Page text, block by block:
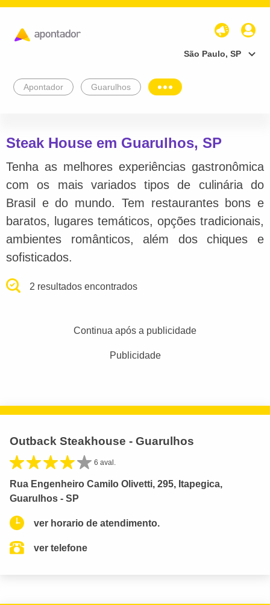
São Paulo, SP
Apontador Guarulhos
Steak House em Guarulhos, SP
Tenha as melhores experiências gastronômica
com os mais variados tipos de culinária do
Brasil e do mundo. Tem restaurantes bons e
baratos, lugares temáticos, opções tradicionais,
ambientes românticos, além dos chiques e
sofisticados.
2 resultados encontrados
Continua após a publicidade
Publicidade
Outback Steakhouse - Guarulhos
6 aval.
Rua Engenheiro Camilo Olivetti, 295, Itapegica,
Guarulhos - SP
ver horario de atendimento.
ver telefone